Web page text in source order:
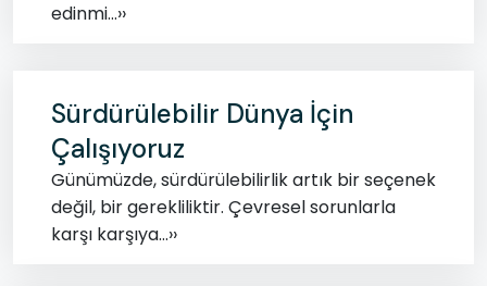
edinmi...››
Sürdürülebilir Dünya İçin
Çalışıyoruz
Günümüzde, sürdürülebilirlik artık bir seçenek
değil, bir gerekliliktir. Çevresel sorunlarla
karşı karşıya...››